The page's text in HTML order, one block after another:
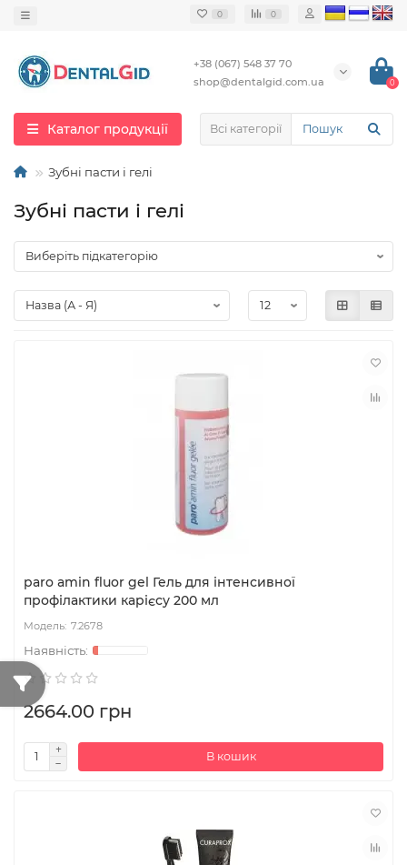
0 0
+38 (067) 548 37 70
shop@dentalgid.com.ua
0
Каталог продукції Всі категорії
Зубні пасти і гелі
Зубні пасти і гелі
paro amin fluor gel Гель для інтенсивної
профілактики карієсу 200 мл
7.2678
2664.00 грн
В кошик